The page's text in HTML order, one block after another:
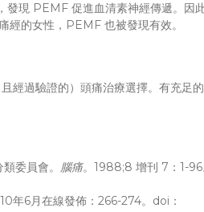
現 PEMF 促進血清素神經傳遞。因
經的女性，PEMF 也被發現有效。
經過驗證的）頭痛治療選擇。有充足
委員會。 腦痛。1988;8 增刊 7：1-96
年6月在線發佈：266-274。doi：